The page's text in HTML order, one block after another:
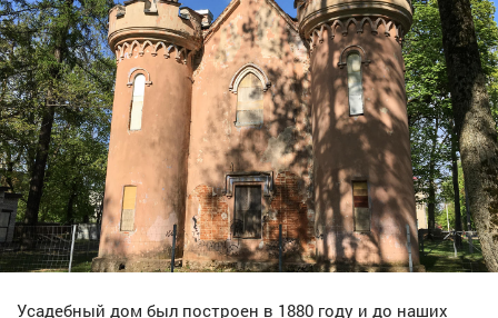
Усадебный дом был построен в 1880 году и до наших